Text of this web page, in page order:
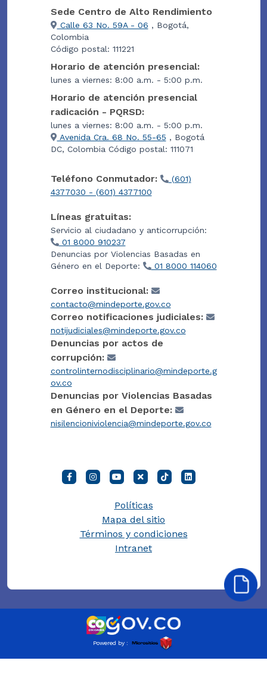
Sede Centro de Alto Rendimiento
Calle 63 No. 59A - 06 , Bogotá,
Colombia
Código postal: 111221
Horario de atención presencial:
lunes a viernes: 8:00 a.m. - 5:00 p.m.
Horario de atención presencial
radicación - PQRSD:
lunes a viernes: 8:00 a.m. - 5:00 p.m.
Avenida Cra. 68 No. 55-65 , Bogotá
DC, Colombia Código postal: 111071
Teléfono Conmutador:
(601)
4377030 - (601) 4377100
Líneas gratuitas:
Servicio al ciudadano y anticorrupción:
01 8000 910237
Denuncias por Violencias Basadas en
Género en el Deporte:
01 8000 114060
Correo institucional:
contacto@mindeporte.gov.co
Correo notificaciones judiciales:
notijudiciales@mindeporte.gov.co
Denuncias por actos de
corrupción:
controlinternodisciplinario@mindeporte.g
ov.co
Denuncias por Violencias Basadas
en Género en el Deporte:
nisilencioniviolencia@mindeporte.gov.co
Políticas
Mapa del sitio
Términos y condiciones
Intranet
Powered by :